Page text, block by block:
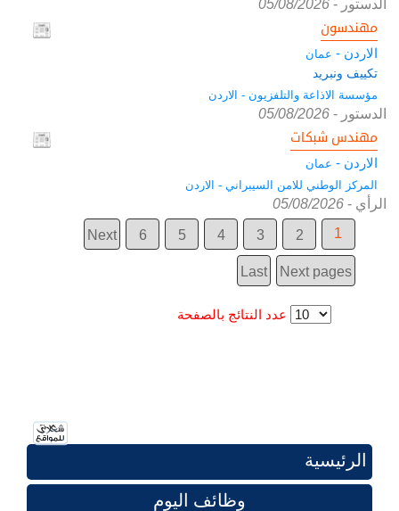
الدستور -
05/08/2026
مهندسون
الاردن - عمان
تكييف ونبريد
مؤسسة الاذاعة والتلفزيون - الاردن
الدستور -
05/08/2026
مهندس شبكات
الاردن - عمان
المركز الوطني للامن السيبراني - الاردن
الرأي -
05/08/2026
1
2
3
4
5
6
Next
Next pages
Last
عدد النتائج بالصفحة
الرئيسية
وظائف اليوم